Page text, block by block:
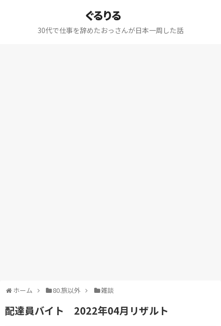
ぐるりる
30代で仕事を辞めたおっさんが日本一周した話
ホーム 80.旅以外 雑談
配達員バイト 2022年04月リザルト